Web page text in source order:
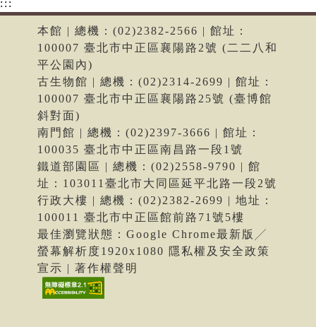
:::
本館 | 總機：(02)2382-2566 | 館址：
100007 臺北市中正區襄陽路2號 (二二八和
平公園內)
古生物館 | 總機：(02)2314-2699 | 館址：
100007 臺北市中正區襄陽路25號 (臺博館
斜對面)
南門館 | 總機：(02)2397-3666 | 館址：
100035 臺北市中正區南昌路一段1號
鐵道部園區 | 總機：(02)2558-9790 | 館
址：103011臺北市大同區延平北路一段2號
行政大樓 | 總機：(02)2382-2699 | 地址：
100011 臺北市中正區館前路71號5樓
最佳瀏覽狀態：Google Chrome最新版╱
螢幕解析度1920x1080 隱私權及安全政策
宣示 | 著作權聲明